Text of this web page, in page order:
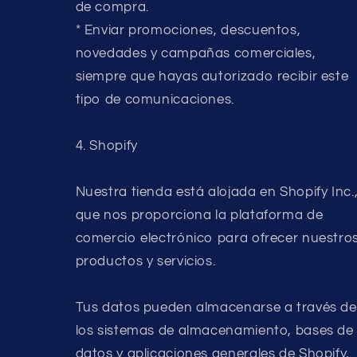
de compra.
* Enviar promociones, descuentos,
novedades y campañas comerciales,
siempre que hayas autorizado recibir este
tipo de comunicaciones.
4. Shopify
Nuestra tienda está alojada en Shopify
que nos proporciona la plataforma de
comercio electrónico para ofrecer
productos y servicios.
Tus datos pueden almacenarse a través de
los sistemas de almacenamiento, bases de
datos y aplicaciones generales de Shopify,